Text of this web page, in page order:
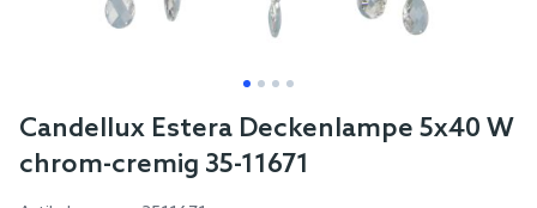
Skip
to
Candellux Estera Deckenlampe 5x40 W
chrom-cremig 35-11671